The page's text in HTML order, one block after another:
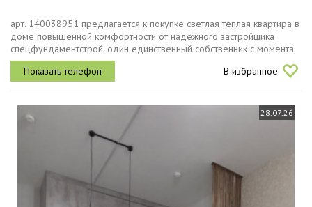
арт. 140038951 предлагается к покупке светлая теплая квартира в
доме повышенной комфортности от надежного застройщика
спецфундаментстрой. один единственный собственник с момента
постройки с 2021 г., в квартире никто не проживал и не был
прописан....
В избранное
28.07.26